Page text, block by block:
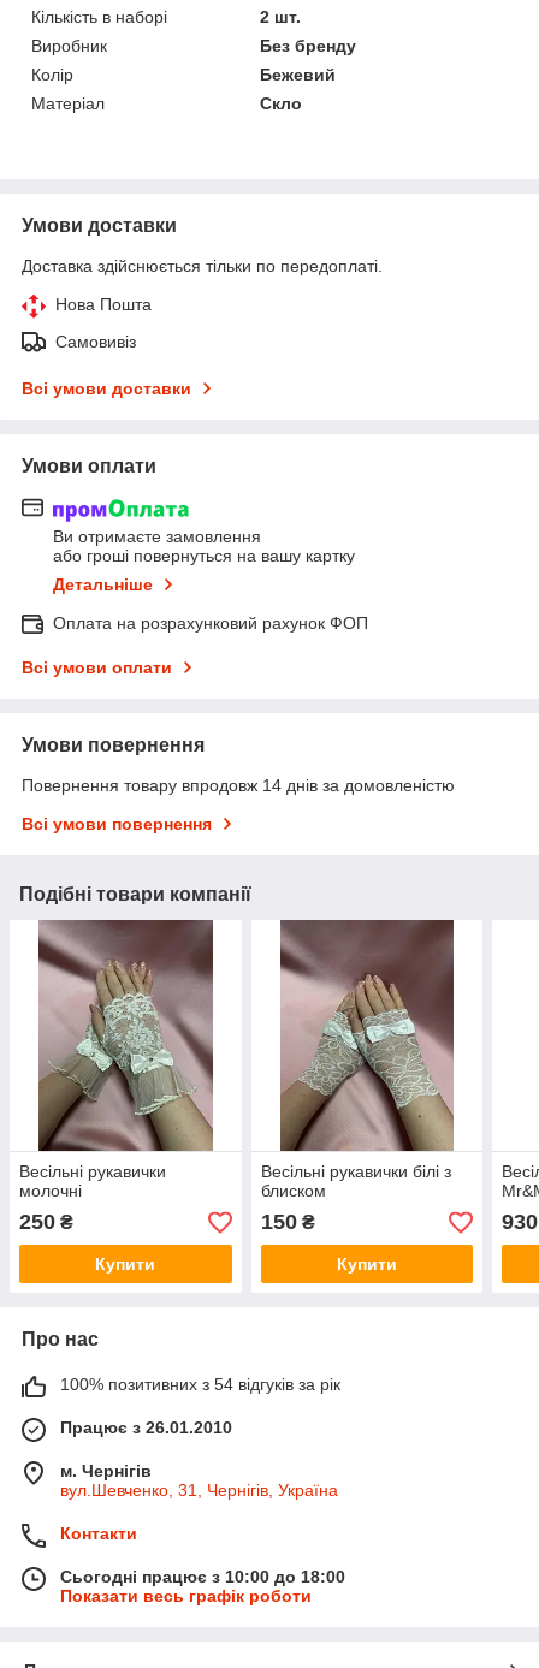
Кількість в наборі
2 шт.
Виробник
Без бренду
Колір
Бежевий
Матеріал
Скло
Умови доставки
Доставка здійснюється тільки по передоплаті.
Нова Пошта
Самовивіз
Всі умови доставки
Умови оплати
Ви отримаєте замовлення
або гроші повернуться на вашу картку
Детальніше
Оплата на розрахунковий рахунок ФОП
Всі умови оплати
Умови повернення
Повернення товару впродовж 14 днів за домовленістю
Всі умови повернення
Подібні товари компанії
Весільні рукавички
молочні
250 ₴
Купити
Весільні рукавички білі з
блиском
150₴
Купити
930
Про нас
100% позитивних з 54 відгуків за рік
Працює з 26.01.2010
м. Чернігів
вул.Шевченко, 31, Чернігів, Україна
Контакти
Сьогодні працює з 10:00 до 18:00
Показати весь графік роботи